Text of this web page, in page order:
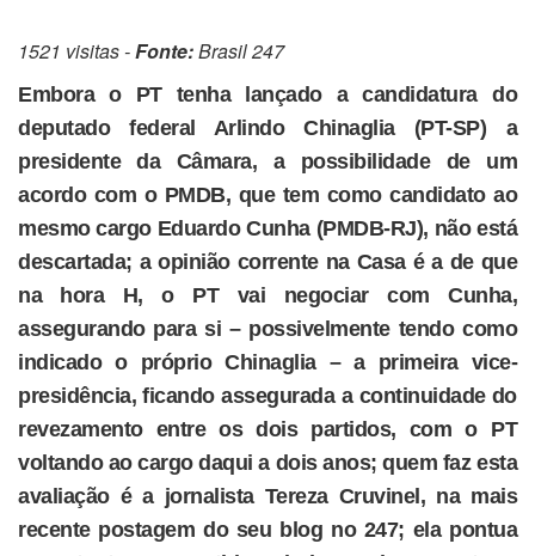
1521 visitas -Fonte:Brasil 247
Embora o PT tenha lançado a candidatura do
deputado federal Arlindo Chinaglia (PT-SP) a
presidente da Câmara, a possibilidade de um
acordo com o PMDB, que tem como candidato ao
mesmo cargo Eduardo Cunha (PMDB-RJ), não está
descartada; a opinião corrente na Casa é a de que
na hora H, o PT vai negociar com Cunha,
assegurando para si – possivelmente tendo como
indicado o próprio Chinaglia – a primeira vice-
presidência, ficando assegurada a continuidade do
revezamento entre os dois partidos, com o PT
voltando ao cargo daqui a dois anos; quem faz esta
avaliação é a jornalista Tereza Cruvinel, na mais
recente postagem do seu blog no 247; ela pontua